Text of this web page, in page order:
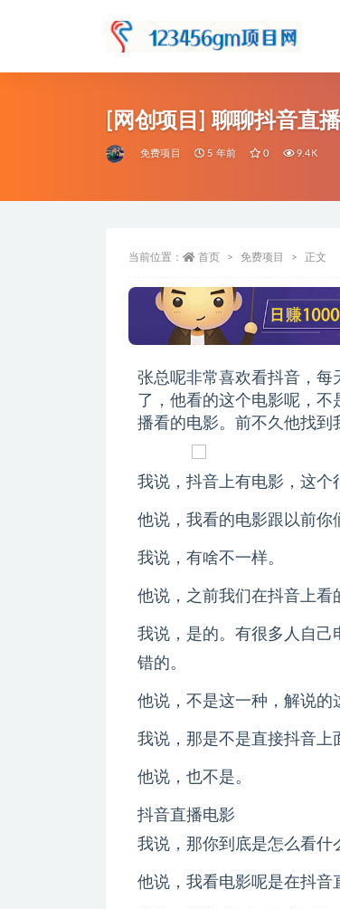
[网创项目] 聊聊抖音直
免费项目 5 年前 0 9.4K
当前位置： 首页 免费项目 正文
张总呢非常喜欢看抖音，
了，他看的这个电影呢，
播看的电影。前不久他找到
我说，抖音上有电影，这个
他说，我看的电影跟以前你
我说，有啥不一样。
他说，之前我们在抖音上看
我说，是的。有很多人自己
错的。
他说，不是这一种，解说的
我说，那是不是直接抖音上
他说，也不是。
抖音直播电影
我说，那你到底是怎么看什
他说，我看电影呢是在抖音